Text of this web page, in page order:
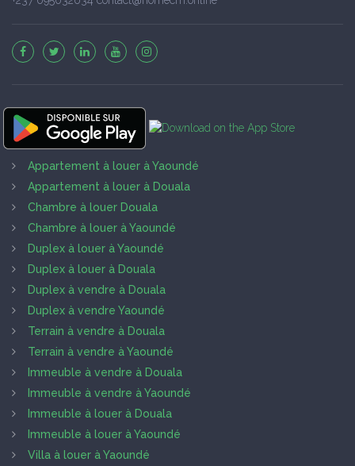
Appartement à louer à Yaoundé
Appartement à louer à Douala
Chambre à louer Douala
Chambre à louer à Yaoundé
Duplex à louer à Yaoundé
Duplex à louer à Douala
Duplex à vendre à Douala
Duplex à vendre Yaoundé
Terrain à vendre à Douala
Terrain à vendre à Yaoundé
Immeuble à vendre à Douala
Immeuble à vendre à Yaoundé
Immeuble à louer à Douala
Immeuble à louer à Yaoundé
Villa à louer à Yaoundé